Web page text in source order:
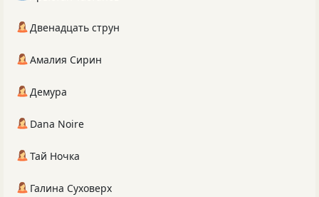
Двенадцать струн
Амалия Сирин
Демура
Dana Noire
Тай Ночка
Галина Суховерх